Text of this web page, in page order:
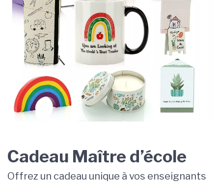
Cadeau Maître d’école
Offrez un cadeau unique à vos enseignants